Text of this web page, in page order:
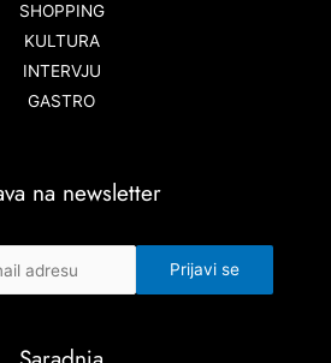
SHOPPING
KULTURA
INTERVJU
GASTRO
na newsletter